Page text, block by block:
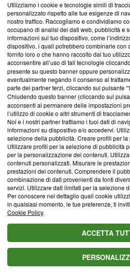
Questa sezione offre informazioni
News, sui nostri processi editoriali e
creare news di qualità. Inoltre,
‘Trust Project - News with Integrity’
ancora membro del programma, ma
parte; Trust Project non ha ancora
conformità agli standard.
Su di noi
Team editoriale
Corporate
Redazione
Informativa Privacy
Cookie Policy
Blasting SA, IDI CHE-247.845.224,
Lugano (Svizzera) Tel:+39
© 2026 Blasting News
Utilizziamo i cookie e tecnologie simili di
personalizzato rispetto alle tue esigenze di
nostro traffico. Raccogliamo e condividiamo
occupano di analisi dei dati web, pubblicità e
informazioni sul tuo dispositivo, come
dispositivo, i quali potrebbero combinarle con
fornito loro o che hanno raccolto dal tuo
acconsentire all’uso di tali tecnologie
presente su questo banner oppure
eventualmente negando il consenso al
parte dei partner terzi, cliccando sul pulsante
Chiudendo questo banner (cliccando sul
acconsenti al permanere delle impostazioni
l’utilizzo di cookie o altri strumenti di
Noi e i nostri partner trattiamo i tuoi dati di
informazioni su dispositivo e/o accedervi.
selezione della pubblicità. Creare profili per
Utilizzare profili per la selezione di pubblicità
per la personalizzazione dei contenuti.
contenuti personalizzati. Misurare le
prestazioni dei contenuti. Comprendere il
combinazione di dati provenienti da fonti
servizi. Utilizzare dati limitati per la selezione
Per conoscere nel dettaglio quali cookie
in qualsiasi momento, le tue preferenze, ti
Cookie Policy.
ACCETTA